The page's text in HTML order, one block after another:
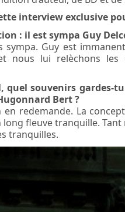
interview exclusive
: il est sympa Guy
sympa. Guy est
nous lui relèchons
quel souvenirs gardes-
Bert ?
en redemande. La
long fleuve tranquille. Tant
tranquilles.